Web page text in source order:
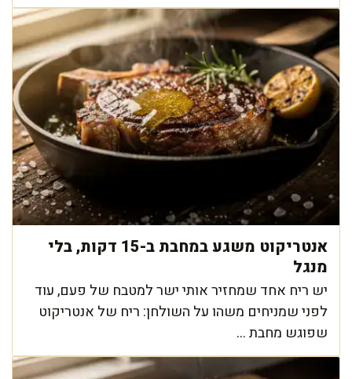
אנטריקוט משגע במחבת ב-15 דקות, בלי
מנגל
יש ריח אחד שמחזיר אותי ישר למטבח של פעם, עוד
לפני שמניחים משהו על השולחן: ריח של אנטריקוט
שפוגש מחבת ...